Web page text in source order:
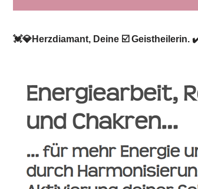
💓️💎Herzdiamant, Deine ☑️ Geistheilerin.